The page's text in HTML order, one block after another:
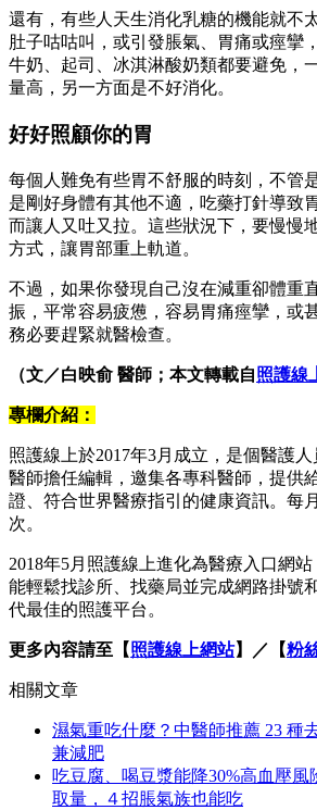
還有，有些人天生消化乳糖的機能就不
肚子咕咕叫，或引發脹氣、胃痛或痙攣
牛奶、起司、冰淇淋酸奶類都要避免，
量高，另一方面是不好消化。
好好照顧你的胃
每個人難免有些胃不舒服的時刻，不管
是剛好身體有其他不適，吃藥打針導致
而讓人又吐又拉。這些狀況下，要慢慢
方式，讓胃部重上軌道。
不過，如果你發現自己沒在減重卻體重
振，平常容易疲憊，容易胃痛痙攣，或
務必要趕緊就醫檢查。
（文／白映俞 醫師；本文轉載自照護線
專欄介紹：
照護線上於2017年3月成立，是個醫護
醫師擔任編輯，邀集各專科醫師，提供
證、符合世界醫療指引的健康資訊。每
次。
2018年5月照護線上進化為醫療入口網
能輕鬆找診所、找藥局並完成網路掛號
代最佳的照護平台。
更多內容請至【照護線上網站】／【粉
相關文章
濕氣重吃什麼？中醫師推薦 23 種
兼減肥
吃豆腐、喝豆漿能降30%高血壓風
取量，４招脹氣族也能吃